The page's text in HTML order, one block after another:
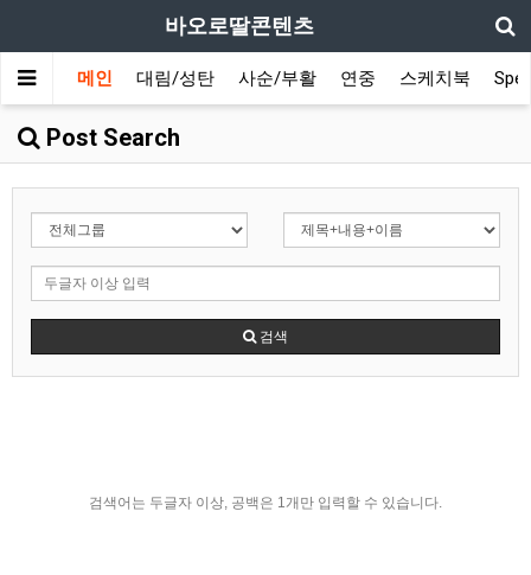
바오로딸콘텐츠
메인 대림/성탄 사순/부활 연중 스케치북
Post Search
검색
검색어는 두글자 이상, 공백은 1개만 입력할 수 있습니다.